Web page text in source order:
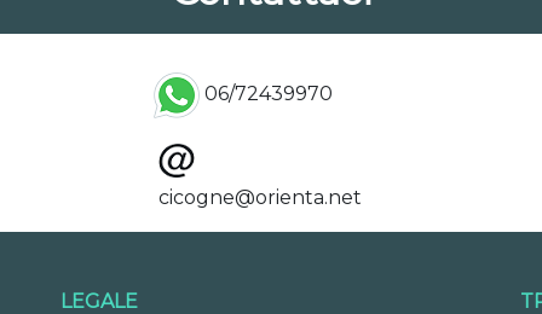
06/72439970
cicogne@orienta.net
LEGALE